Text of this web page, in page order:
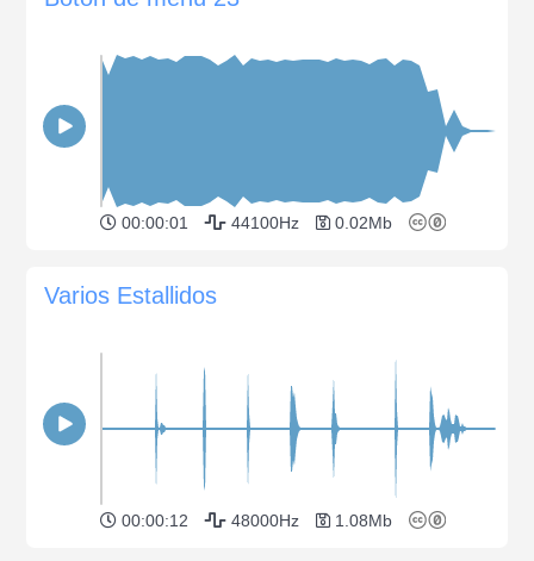
00:00:01 44100Hz 0.02Mb
Varios Estallidos
00:00:12 48000Hz 1.08Mb